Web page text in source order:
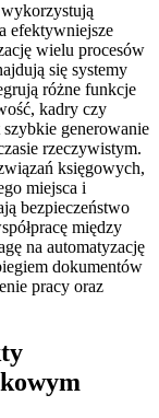
efektywniejsze
wielu procesów
się systemy
różne funkcje
kadry czy
generowanie
rzeczywistym.
księgowych,
miejsca i
bezpieczeństwo
między
na automatyzację
dokumentów
pracy oraz